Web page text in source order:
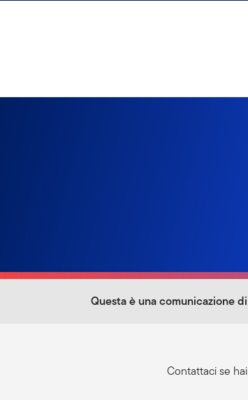
Questa è una comunicazione
Contattaci se